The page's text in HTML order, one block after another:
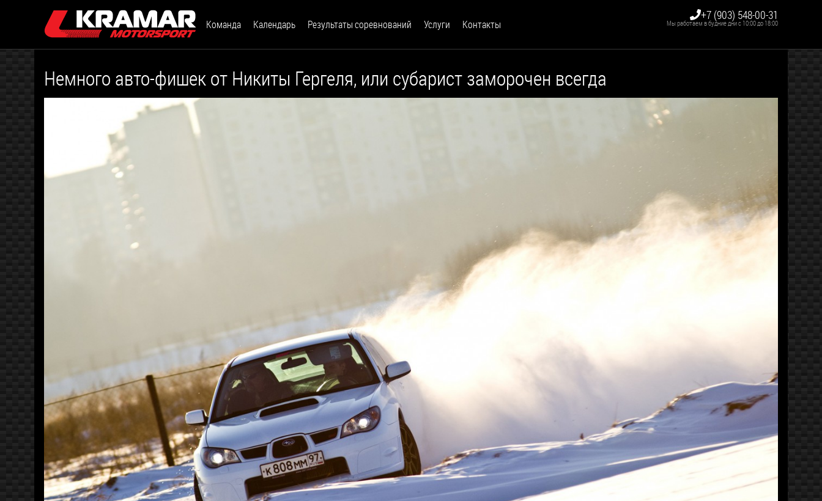
Команда Календарь Результаты соревнований Услуги Контакты
+7 (903) 548-00-31
Мы работаем в будние дни с 10:00 до 18:00
Немного авто-фишек от Никиты Гергеля, или субарист заморочен всегда